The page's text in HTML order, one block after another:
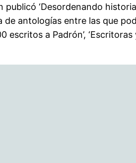
‘Desordenando
antologías entre las que
escritos a Padrón’, ‘Escritoras